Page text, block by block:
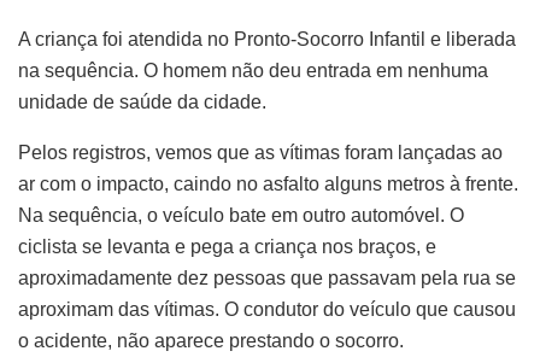
A criança foi atendida no Pronto-Socorro Infantil e liberada
na sequência. O homem não deu entrada em nenhuma
unidade de saúde da cidade.
Pelos registros, vemos que as vítimas foram lançadas ao
ar com o impacto, caindo no asfalto alguns metros à frente.
Na sequência, o veículo bate em outro automóvel. O
ciclista se levanta e pega a criança nos braços, e
aproximadamente dez pessoas que passavam pela rua se
aproximam das vítimas. O condutor do veículo que causou
o acidente, não aparece prestando o socorro.